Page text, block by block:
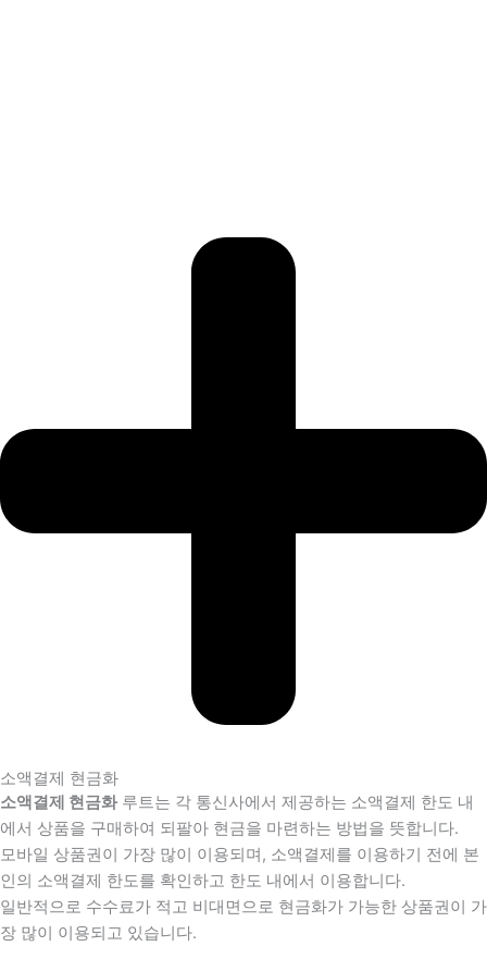
소액결제 현금화
소액결제 현금화루트는 각 통신사에서 제공하는 소액결제 한도 내
에서 상품을 구매하여 되팔아 현금을 마련하는 방법을 뜻합니다.
모바일 상품권이 가장 많이 이용되며, 소액결제를 이용하기 전에 본
인의 소액결제 한도를 확인하고 한도 내에서 이용합니다.
일반적으로 수수료가 적고 비대면으로 현금화가 가능한 상품권이 가
장 많이 이용되고 있습니다.